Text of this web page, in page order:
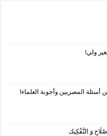
ولي!
أسئلة المصريين وأجوبة العلماء!
وَ التَّفْكِيك